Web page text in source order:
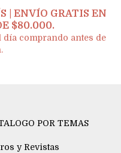
| ENVÍO GRATIS EN
$80.000.
día comprando antes de
POR TEMAS
y Revistas